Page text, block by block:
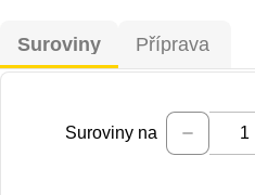
Suroviny Příprava
Suroviny na remove